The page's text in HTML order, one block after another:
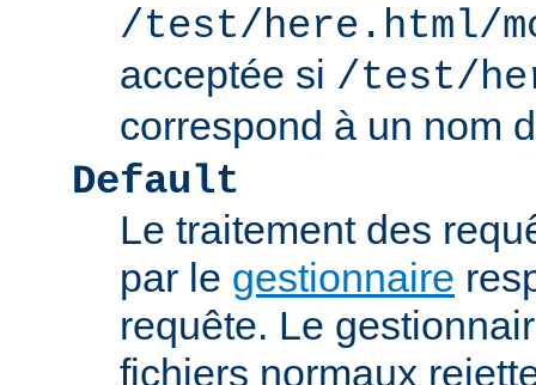
/test/here.html/
acceptée si /test/
correspond à un nom
Default
Le traitement des
par le gestionnaire
requête. Le
fichiers normaux